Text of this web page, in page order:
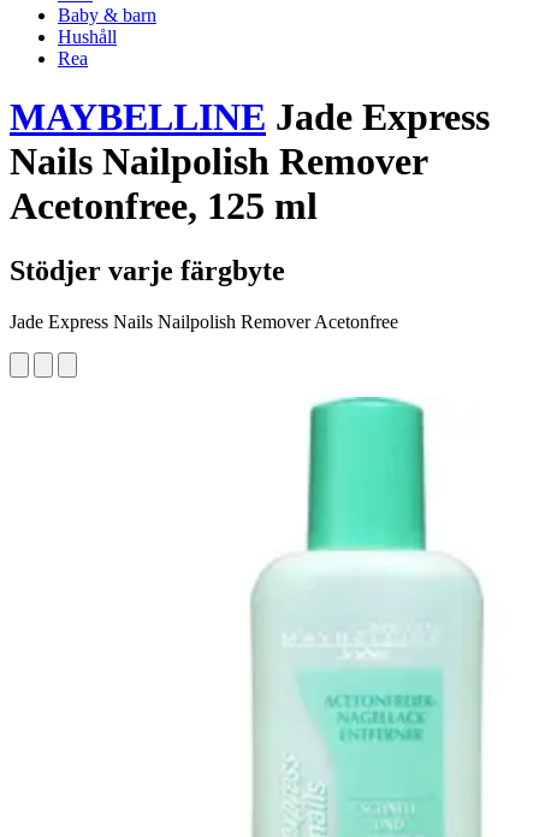
Baby & barn
Hushåll
Rea
MAYBELLINE Jade Express
Nails Nailpolish Remover
Acetonfree, 125 ml
Stödjer varje färgbyte
Jade Express Nails Nailpolish Remover Acetonfree